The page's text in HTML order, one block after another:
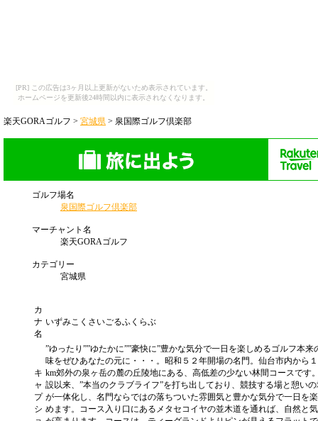
[PR] この広告は3ヶ月以上更新がないため表示されています。
ホームページを更新後24時間以内に表示されなくなります。
楽天GORAゴルフ > 宮城県 > 泉国際ゴルフ倶楽部
ゴルフ場名
泉国際ゴルフ倶楽部
マーチャント名
楽天GORAゴルフ
カテゴリー
宮城県
カ
ナ
名
いずみこくさいごるふくらぶ
キ
ャ
プ
シ
”ゆったり””ゆたかに””豪快に”豊かな気分で一日を楽しめるゴルフ本来
味をぜひあなたの元に・・・。昭和５２年開場の名門。仙台市内から
km郊外の泉ヶ岳の麓の丘陵地にある、高低差の少ない林間コースです
設以来、”本当のクラブライフ”を打ち出しており、競技する場と憩い
が一体化し、名門ならではの落ちついた雰囲気と豊かな気分で一日を
めます。コース入り口にあるメタセコイヤの並木道を通れば、自然と